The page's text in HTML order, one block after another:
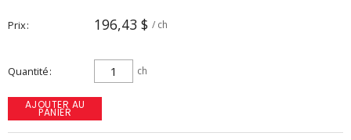
Prix 196,43 $ / ch
Quantité ch
AJOUTER AU
PANIER